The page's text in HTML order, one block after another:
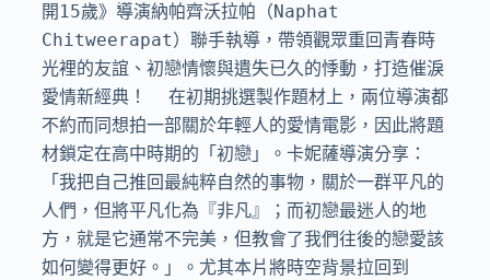
開15歲》導演納帕齊沃拉帕（Naphat
Chitweerapat）聯手執導，帶領觀眾重回青春時
光裡的友誼、初戀情懷與遺失已久的悸動，打造催淚
愛情新經典！  在初期挑選製作題材上，兩位導演都
不約而同想拍一部關於年輕人的愛情電影，因此將題
材鎖定在高中時期的「初戀」。卡妮薩導演分享：
「我把自己推回最純粹自然的事物，關於一群平凡的
人們，但將平凡化為『非凡』；而初戀最迷人的地
方，就是它通常不完美，但教會了我們往後的戀愛該
如何變得更好。」。尤其本片將時空背景拉回到